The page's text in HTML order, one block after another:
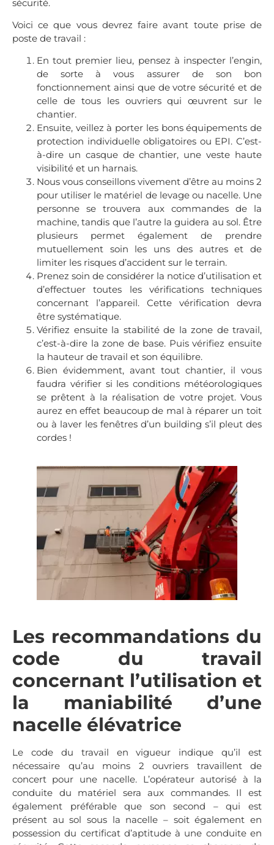
sécurité.
Voici ce que vous devrez faire avant toute prise de
poste de travail :
En tout premier lieu, pensez à inspecter l’engin,
de sorte à vous assurer de son bon
fonctionnement ainsi que de votre sécurité et de
celle de tous les ouvriers qui œuvrent sur le
chantier.
Ensuite, veillez à porter les bons équipements de
protection individuelle obligatoires ou EPI. C’est-
à-dire un casque de chantier, une veste haute
visibilité et un harnais.
Nous vous conseillons vivement d’être au moins 2
pour utiliser le matériel de levage ou nacelle. Une
personne se trouvera aux commandes de la
machine, tandis que l’autre la guidera au sol. Être
plusieurs permet également de prendre
mutuellement soin les uns des autres et de
limiter les risques d’accident sur le terrain.
Prenez soin de considérer la notice d’utilisation et
d’effectuer toutes les vérifications techniques
concernant l’appareil. Cette vérification devra
être systématique.
Vérifiez ensuite la stabilité de la zone de travail,
c’est-à-dire la zone de base. Puis vérifiez ensuite
la hauteur de travail et son équilibre.
Bien évidemment, avant tout chantier, il vous
faudra vérifier si les conditions météorologiques
se prêtent à la réalisation de votre projet. Vous
aurez en effet beaucoup de mal à réparer un toit
ou à laver les fenêtres d’un building s’il pleut des
cordes !
Les recommandations du
code du travail
concernant l’utilisation et
la maniabilité d’une
nacelle élévatrice
Le code du travail en vigueur indique qu’il est
nécessaire qu’au moins 2 ouvriers travaillent de
concert pour une nacelle. L’opérateur autorisé à la
conduite du matériel sera aux commandes. Il est
également préférable que son second – qui est
présent au sol sous la nacelle – soit également en
possession du certificat d’aptitude à une conduite en